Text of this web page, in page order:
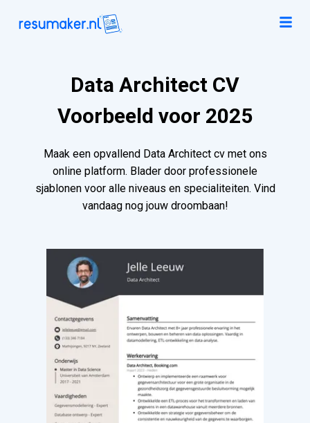
Data Architect CV
Voorbeeld voor 2025
Maak een opvallend Data Architect cv met ons
online platform. Blader door professionele
sjablonen voor alle niveaus en specialiteiten. Vind
vandaag nog jouw droombaan!